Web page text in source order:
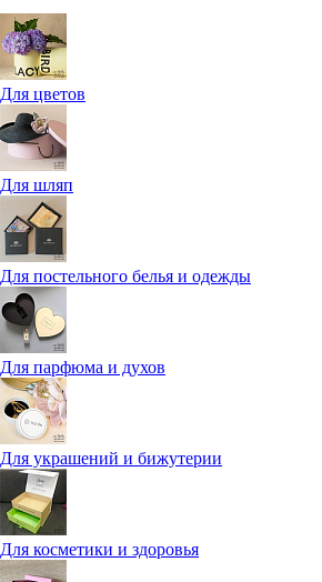
Для цветов
Для шляп
Для постельного белья и одежды
Для парфюма и духов
Для украшений и бижутерии
Для косметики и здоровья